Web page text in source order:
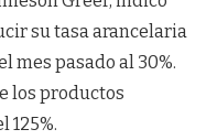
su tasa arancelaria
mes pasado al 30%.
los productos
125%.